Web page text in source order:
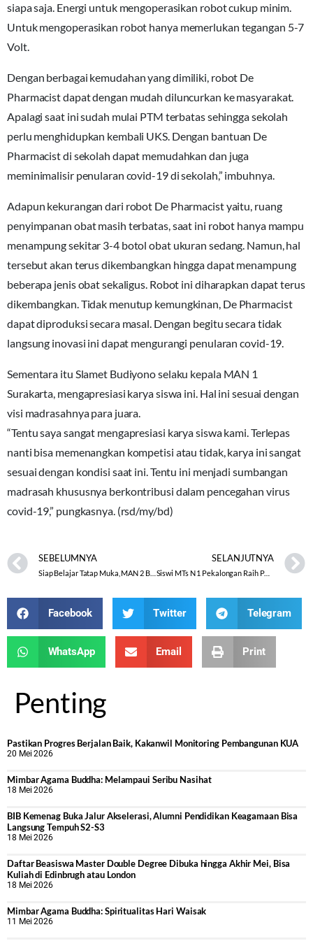
siapa saja. Energi untuk mengoperasikan robot cukup minim.
Untuk mengoperasikan robot hanya memerlukan tegangan 5-7
Volt.
Dengan berbagai kemudahan yang dimiliki, robot De
Pharmacist dapat dengan mudah diluncurkan ke masyarakat.
Apalagi saat ini sudah mulai PTM terbatas sehingga sekolah
perlu menghidupkan kembali UKS. Dengan bantuan De
Pharmacist di sekolah dapat memudahkan dan juga
meminimalisir penularan covid-19 di sekolah,” imbuhnya.
Adapun kekurangan dari robot De Pharmacist yaitu, ruang
penyimpanan obat masih terbatas, saat ini robot hanya mampu
menampung sekitar 3-4 botol obat ukuran sedang. Namun, hal
tersebut akan terus dikembangkan hingga dapat menampung
beberapa jenis obat sekaligus. Robot ini diharapkan dapat terus
dikembangkan. Tidak menutup kemungkinan, De Pharmacist
dapat diproduksi secara masal. Dengan begitu secara tidak
langsung inovasi ini dapat mengurangi penularan covid-19.
Sementara itu Slamet Budiyono selaku kepala MAN 1
Surakarta, mengapresiasi karya siswa ini. Hal ini sesuai dengan
visi madrasahnya para juara.
“Tentu saya sangat mengapresiasi karya siswa kami. Terlepas
nanti bisa memenangkan kompetisi atau tidak, karya ini sangat
sesuai dengan kondisi saat ini. Tentu ini menjadi sumbangan
madrasah khususnya berkontribusi dalam pencegahan virus
covid-19,” pungkasnya. (rsd/my/bd)
SEBELUMNYA
Siap Belajar Tatap Muka, MAN 2 Banjarnegara Sukses Gelar PTMT Hari Pertama
SELANJUTNYA
Siswi MTs N 1 Pekalongan Raih Perunggu di Kejuaraan Renang PRSI Cup I 2021
Facebook Twitter Telegram
WhatsApp Email Print
Penting
Pastikan Progres Berjalan Baik, Kakanwil Monitoring Pembangunan KUA
20 Mei 2026
Mimbar Agama Buddha: Melampaui Seribu Nasihat
18 Mei 2026
BIB Kemenag Buka Jalur Akselerasi, Alumni Pendidikan Keagamaan Bisa
Langsung Tempuh S2-S3
18 Mei 2026
Daftar Beasiswa Master Double Degree Dibuka hingga Akhir Mei, Bisa
Kuliah di Edinbrugh atau London
18 Mei 2026
Mimbar Agama Buddha: Spiritualitas Hari Waisak
11 Mei 2026